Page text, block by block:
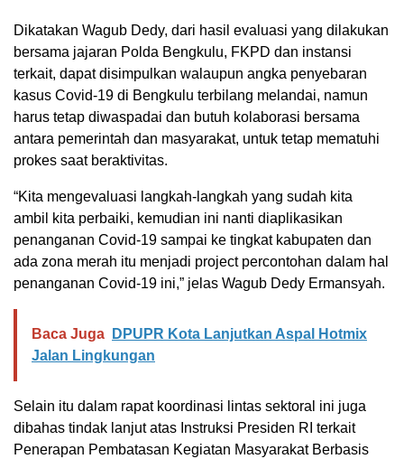
Dikatakan Wagub Dedy, dari hasil evaluasi yang dilakukan
bersama jajaran Polda Bengkulu, FKPD dan instansi
terkait, dapat disimpulkan walaupun angka penyebaran
kasus Covid-19 di Bengkulu terbilang melandai, namun
harus tetap diwaspadai dan butuh kolaborasi bersama
antara pemerintah dan masyarakat, untuk tetap mematuhi
prokes saat beraktivitas.
“Kita mengevaluasi langkah-langkah yang sudah kita
ambil kita perbaiki, kemudian ini nanti diaplikasikan
penanganan Covid-19 sampai ke tingkat kabupaten dan
ada zona merah itu menjadi project percontohan dalam hal
penanganan Covid-19 ini,” jelas Wagub Dedy Ermansyah.
Baca Juga
DPUPR Kota Lanjutkan Aspal Hotmix
Jalan Lingkungan
Selain itu dalam rapat koordinasi lintas sektoral ini juga
dibahas tindak lanjut atas Instruksi Presiden RI terkait
Penerapan Pembatasan Kegiatan Masyarakat Berbasis